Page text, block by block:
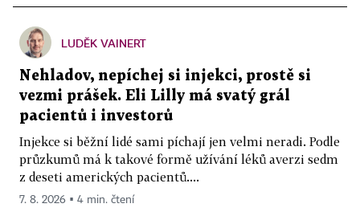
LUDĚK VAINERT
Nehladov, nepíchej si injekci, prostě si
vezmi prášek. Eli Lilly má svatý grál
pacientů i investorů
Injekce si běžní lidé sami píchají jen velmi neradi. Podle
průzkumů má k takové formě užívání léků averzi sedm
z deseti amerických pacientů....
7. 8. 2026 ▪ 4 min. čtení